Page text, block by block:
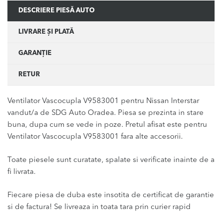
DESCRIERE PIESĂ AUTO
LIVRARE ȘI PLATĂ
GARANȚIE
RETUR
Ventilator Vascocupla V9583001 pentru Nissan Interstar
vandut/a de SDG Auto Oradea. Piesa se prezinta in stare
buna, dupa cum se vede in poze. Pretul afisat este pentru
Ventilator Vascocupla V9583001 fara alte accesorii.
Toate piesele sunt curatate, spalate si verificate inainte de a
fi livrata.
Fiecare piesa de duba este insotita de certificat de garantie
si de factura! Se livreaza in toata tara prin curier rapid